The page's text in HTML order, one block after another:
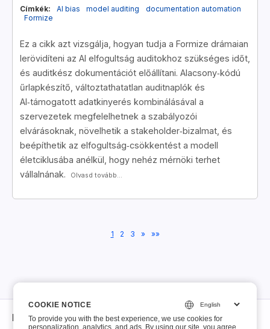
Címkék:
AI bias model auditing
documentation automation
Formize
Ez a cikk azt vizsgálja, hogyan tudja a Formize drámaian
lerövidíteni az AI elfogultság auditokhoz szükséges időt,
és auditkész dokumentációt előállítani. Alacsony‑kódú
űrlapkészítő, változtathatatlan auditnaplók és
AI‑támogatott adatkinyerés kombinálásával a
szervezetek megfelelhetnek a szabályozói
elvárásoknak, növelhetik a stakeholder‑bizalmat, és
beépíthetik az elfogultság‑csökkentést a modell
életciklusába anélkül, hogy nehéz mérnöki terhet
vállalnának.
Olvasd tovább...
1 2 3 » »»
Névjegy
COOKIE NOTICE
To provide you with the best experience, we use cookies for
personalization, analytics, and ads. By using our site, you agree
COOKIE NOTICE
To provide you with the best experience, we use cookies for
personalization, analytics, and ads. By using our site, you agree